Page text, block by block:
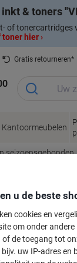
inkt & toners
of tonercartridges
hier ›
Gratis retourneren*
Kantoormeubelen
seizoensgebonden
Kies merk,
u de beste
cookies en
om onder
of de toegang tot
bijv. uw IP-adres